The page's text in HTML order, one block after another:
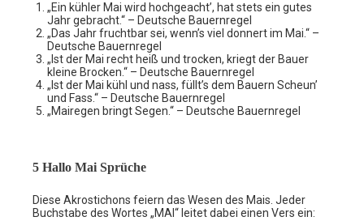
„Ein kühler Mai wird hochgeacht’, hat stets ein gutes
Jahr gebracht.“ – Deutsche Bauernregel
„Das Jahr fruchtbar sei, wenn’s viel donnert im Mai.“ –
Deutsche Bauernregel
„Ist der Mai recht heiß und trocken, kriegt der Bauer
kleine Brocken.“ – Deutsche Bauernregel
„Ist der Mai kühl und nass, füllt’s dem Bauern Scheun’
und Fass.“ – Deutsche Bauernregel
„Mairegen bringt Segen.“ – Deutsche Bauernregel
5 Hallo Mai Sprüche
Diese Akrostichons feiern das Wesen des Mais. Jeder
Buchstabe des Wortes „MAI“ leitet dabei einen Vers ein: